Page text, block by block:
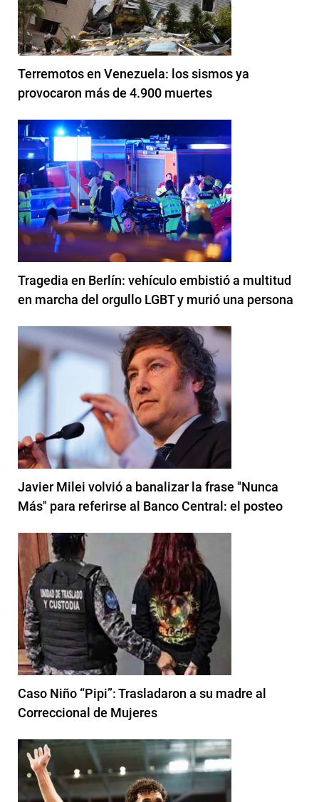
Terremotos en Venezuela: los sismos ya
provocaron más de 4.900 muertes
Tragedia en Berlín: vehículo embistió a multitud
en marcha del orgullo LGBT y murió una persona
Javier Milei volvió a banalizar la frase "Nunca
Más" para referirse al Banco Central: el posteo
Caso Niño “Pipi”: Trasladaron a su madre al
Correccional de Mujeres